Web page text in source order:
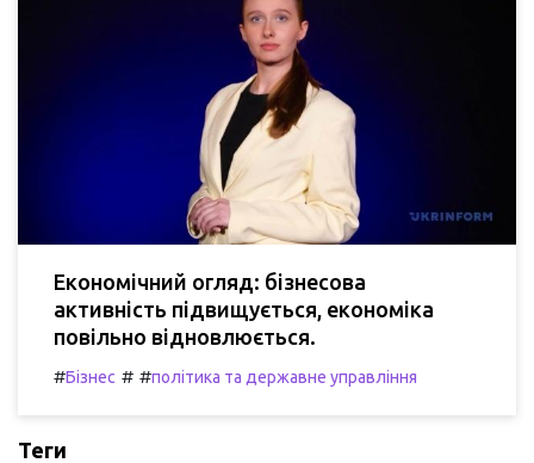
Економічний огляд: бізнесова
активність підвищується, економіка
повільно відновлюється.
#Бізнес # #політика та державне управління
Теги